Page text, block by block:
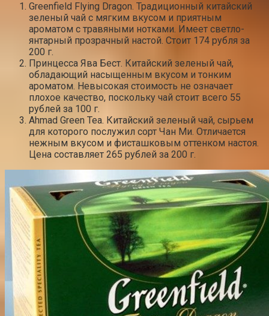
Greenfield Flying Dragon. Традиционный китайский
зеленый чай с мягким вкусом и приятным
ароматом с травяными нотками. Имеет светло-
янтарный прозрачный настой. Стоит 174 рубля за
200 г.
Принцесса Ява Бест. Китайский зеленый чай,
обладающий насыщенным вкусом и тонким
ароматом. Невысокая стоимость не означает
плохое качество, поскольку чай стоит всего 55
рублей за 100 г.
Ahmad Green Tea. Китайский зеленый чай, сырьем
для которого послужил сорт Чан Ми. Отличается
нежным вкусом и фисташковым оттенком настоя.
Цена составляет 265 рублей за 200 г.